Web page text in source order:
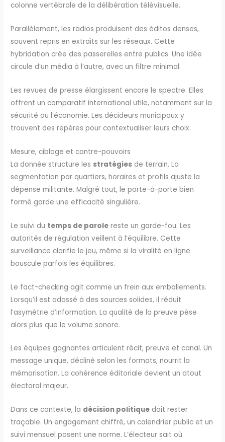
colonne vertébrale de la délibération télévisuelle.
Parallèlement, les radios produisent des éditos denses,
souvent repris en extraits sur les réseaux. Cette
hybridation crée des passerelles entre publics. Une idée
circule d’un média à l’autre, avec un filtre minimal.
Les revues de presse élargissent encore le spectre. Elles
offrent un comparatif international utile, notamment sur la
sécurité ou l’économie. Les décideurs municipaux y
trouvent des repères pour contextualiser leurs choix.
Mesure, ciblage et contre-pouvoirs
La donnée structure les stratégies de terrain. La
segmentation par quartiers, horaires et profils ajuste la
dépense militante. Malgré tout, le porte-à-porte bien
formé garde une efficacité singulière.
Le suivi du temps de parole reste un garde-fou. Les
autorités de régulation veillent à l’équilibre. Cette
surveillance clarifie le jeu, même si la viralité en ligne
bouscule parfois les équilibres.
Le fact-checking agit comme un frein aux emballements.
Lorsqu’il est adossé à des sources solides, il réduit
l’asymétrie d’information. La qualité de la preuve pèse
alors plus que le volume sonore.
Les équipes gagnantes articulent récit, preuve et canal. Un
message unique, décliné selon les formats, nourrit la
mémorisation. La cohérence éditoriale devient un atout
électoral majeur.
Dans ce contexte, la décision politique doit rester
traçable. Un engagement chiffré, un calendrier public et un
suivi mensuel posent une norme. L’électeur sait où